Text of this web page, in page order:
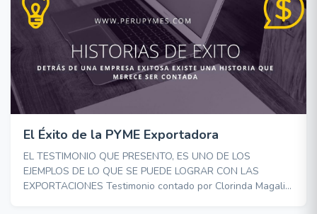
visitarlas. La cocinera le había tomado
El Éxito de la PYME Exportadora
EL TESTIMONIO QUE PRESENTO, ES UNO DE LOS
EJEMPLOS DE LO QUE SE PUEDE LOGRAR CON LAS
EXPORTACIONES Testimonio contado por Clorinda Magali